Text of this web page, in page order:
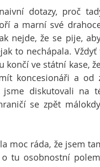
dotazy, proč
a marní své
nejde, že se pije,
to nechápala.
končí ve státní kase,
koncesionáři a
jsme diskutovali na
se zpět
moc ráda, že jsem
tu osobnostní